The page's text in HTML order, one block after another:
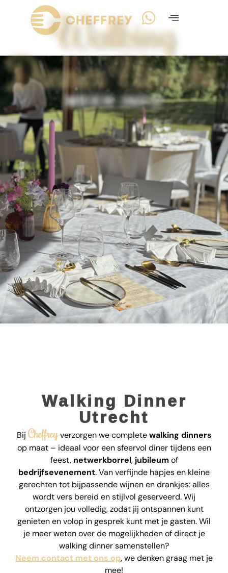
Walking
Dinner Utrecht
MEER INFO
Walking Dinner
Utrecht
Bij Cheffreyverzorgen we completewalking dinners
op maat – ideaal voor een sfeervol diner tijdens een
feest, netwerkborrel, jubileumof
bedrijfsevenement. Van verfijnde hapjes en kleine
gerechten tot bijpassende wijnen en drankjes: alles
wordt vers bereid en stijlvol geserveerd. Wij
ontzorgen jou volledig, zodat jij ontspannen kunt
genieten en volop in gesprek kunt met je gasten. Wil
je meer weten over de mogelijkheden of direct je
walking dinner samenstellen?
Neem contact met ons op, we denken graag met je
mee!